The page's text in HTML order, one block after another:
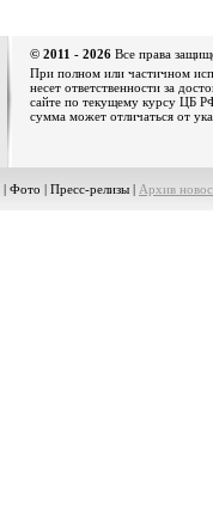
© 2011 - 2026 Все права
При полном или частичном
несет ответственности за
сайте по текущему курсу ЦБ
сумма может отличаться от
| Фото | Пресс-релизы | Архив